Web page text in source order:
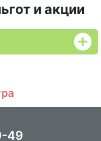
и акции
49